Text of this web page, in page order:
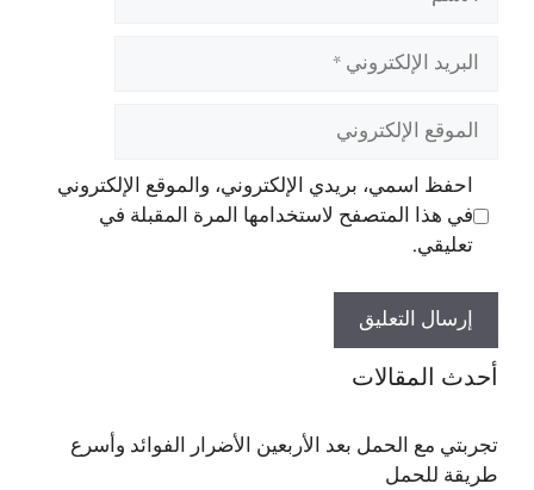
البريد
الإلكتروني
الموقع
الإلكتروني
احفظ اسمي، بريدي الإلكتروني، والموقع الإلكتروني
في هذا المتصفح لاستخدامها المرة المقبلة في
تعليقي.
أحدث المقالات
تجربتي مع الحمل بعد الأربعين الأضرار الفوائد وأسرع
طريقة للحمل